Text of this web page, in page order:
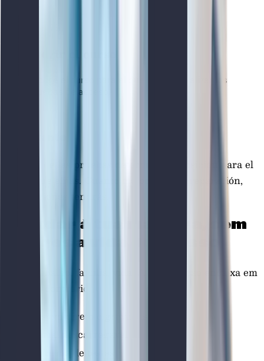
Escoge el curso para el que quieres realizar las
pruebas de acceso.
La nota de las pruebas determina tu posición para el
curso que elijas. Cuanto mejor sea tu preparación,
más opciones tendrás.
Estudar à tua maneira,
sem
virares a vida do avesso
Tens trabalho, família, vida. A preparação encaixa em
ti, não o contrário.
Aulas em direto e gravadas
Material descarregável
Plataforma de testes